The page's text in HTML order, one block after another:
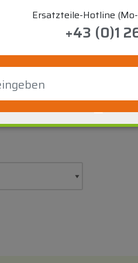
Ersatzteile-Hotline (Mo-
+43 (0)1